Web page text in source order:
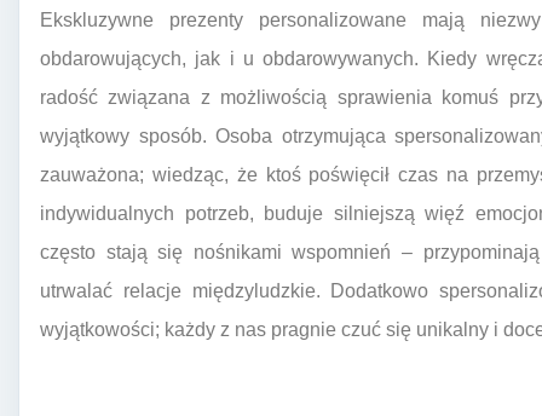
Ekskluzywne prezenty personalizowane mają
obdarowujących, jak i u obdarowywanych. Kiedy
radość związana z możliwością sprawienia komuś
wyjątkowy sposób. Osoba otrzymująca
zauważona; wiedząc, że ktoś poświęcił czas na
indywidualnych potrzeb, buduje silniejszą więź
często stają się nośnikami wspomnień –
utrwalać relacje międzyludzkie. Dodatkowo
wyjątkowości; każdy z nas pragnie czuć się unikalny i